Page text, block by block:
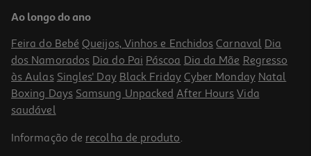
Ao longo do ano
Feira do Bebé Queijos, Vinhos e Enchidos Carnaval Dia
dos Namorados Dia do Pai Páscoa Dia da Mãe Regresso
às Aulas Singles' Day Black Friday Cyber Monday Natal
Boxing Days Samsung Unpacked After Hours Vida
saudável
Informação de recolha de produto.